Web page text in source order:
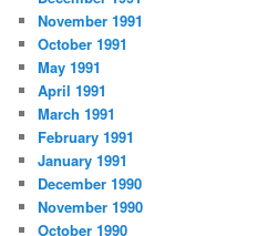
November 1991
October 1991
May 1991
April 1991
March 1991
February 1991
January 1991
December 1990
November 1990
October 1990